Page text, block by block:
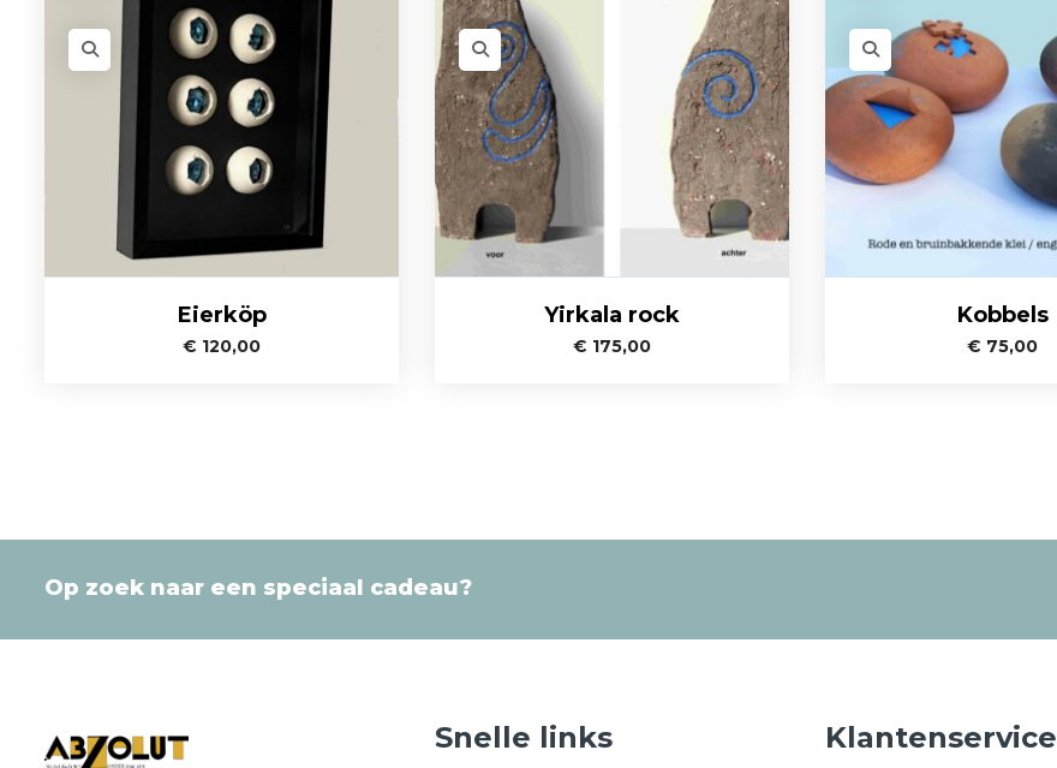
Eierköp
€ 120,00
Yirkala rock
€ 175,00
Kobbels
€ 75,00
Op zoek naar een speciaal cadeau?
Snelle links Klantenservice